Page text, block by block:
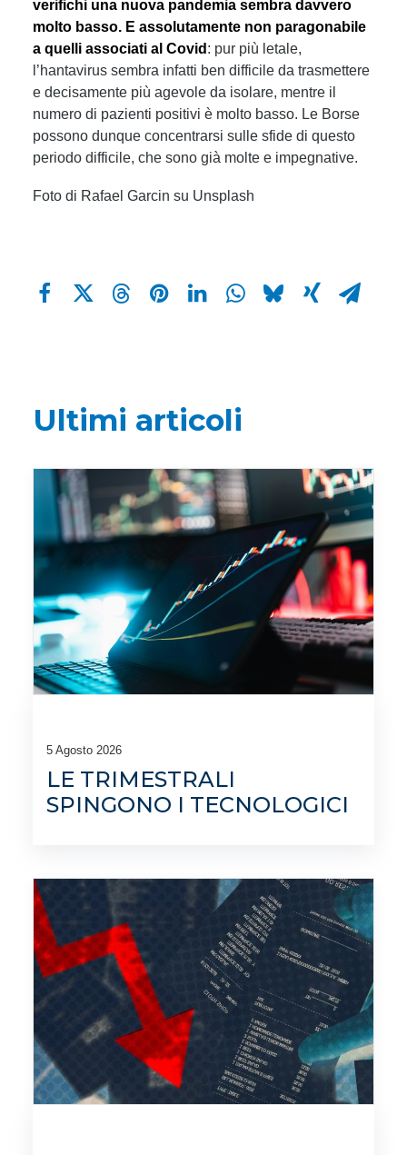
verifichi una nuova pandemia sembra davvero
molto basso. E assolutamente non paragonabile
a quelli associati al Covid : pur più letale,
l’hantavirus sembra infatti ben difficile da trasmettere
e decisamente più agevole da isolare, mentre il
numero di pazienti positivi è molto basso. Le Borse
possono dunque concentrarsi sulle sfide di questo
periodo difficile, che sono già molte e impegnative.
Foto di Rafael Garcin su Unsplash
Ultimi articoli
5 Agosto 2026
LE TRIMESTRALI
SPINGONO I TECNOLOGICI